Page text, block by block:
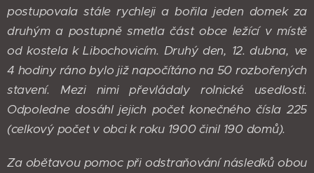
postupovala stále rychleji a bořila jeden domek za
druhým a postupně smetla část obce ležící v místě
od kostela k Libochovicím. Druhý den, 12. dubna, ve
4 hodiny ráno bylo již napočítáno na 50 rozbořených
stavení. Mezi nimi převládaly rolnické usedlosti.
Odpoledne dosáhl jejich počet konečného čísla 225
(celkový počet v obci k roku 1900 činil 190 domů).
Za obětavou pomoc při odstraňování následků obou